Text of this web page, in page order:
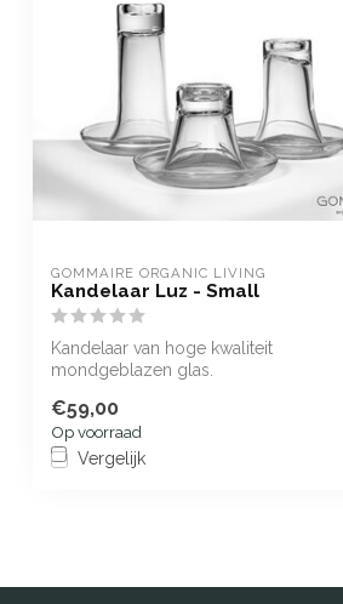
GOMMAIRE ORGANIC LIVING
Kandelaar Luz - Small
Kandelaar van hoge kwaliteit
mondgeblazen glas.
€59,00
Op voorraad
Vergelijk